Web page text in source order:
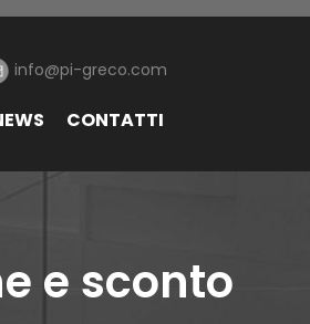
info@pi-greco.com
CONTATTI
e sconto